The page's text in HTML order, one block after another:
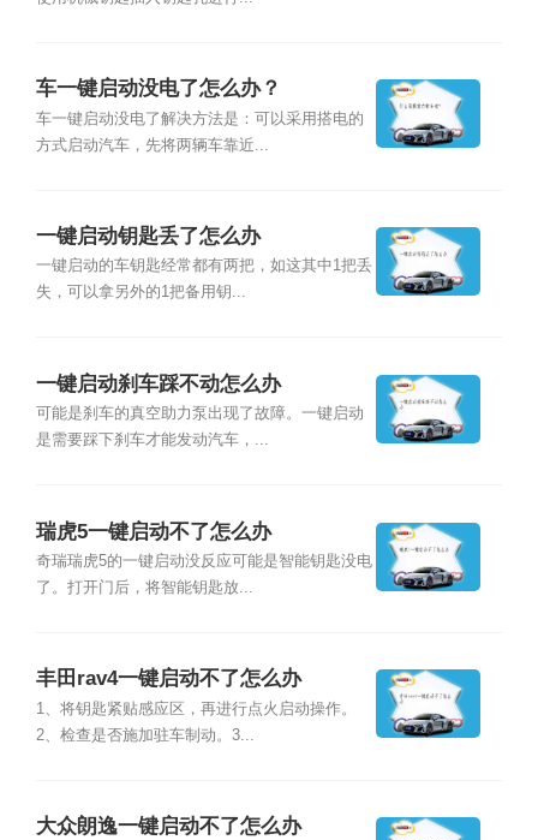
车一键启动没电了怎么办？
车一键启动没电了解决方法是：可以采用搭电的
方式启动汽车，先将两辆车靠近...
一键启动钥匙丢了怎么办
一键启动的车钥匙经常都有两把，如这其中1把丢
失，可以拿另外的1把备用钥...
一键启动刹车踩不动怎么办
可能是刹车的真空助力泵出现了故障。一键启动
是需要踩下刹车才能发动汽车，...
瑞虎5一键启动不了怎么办
奇瑞瑞虎5的一键启动没反应可能是智能钥匙没电
了。打开门后，将智能钥匙放...
丰田rav4一键启动不了怎么办
1、将钥匙紧贴感应区，再进行点火启动操作。
2、检查是否施加驻车制动。3...
大众朗逸一键启动不了怎么办